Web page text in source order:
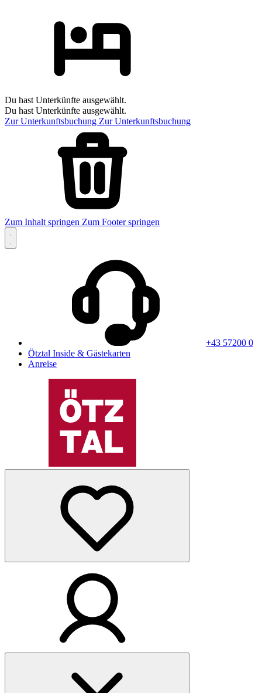
Du hast Unterkünfte ausgewählt.
Du hast Unterkünfte ausgewählt.
Zur Unterkunftsbuchung Zur Unterkunftsbuchung
Zum Inhalt springen Zum Footer springen
+43 57200 0
Ötztal Inside & Gästekarten
Anreise